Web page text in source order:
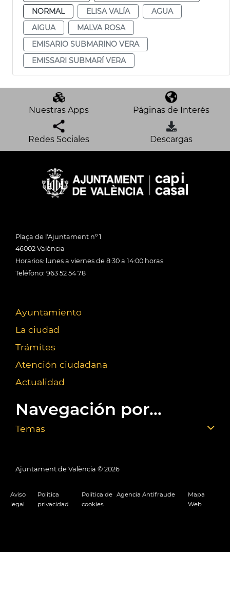
NORMAL
ELISA VALÍA
AGUA
AIGUA
MALVA ROSA
EMISARIO SUBMARINO VERA
EMISSARI SUBMARÍ VERA
Nuestras Apps Páginas de Interés
Redes Sociales Descargas
Plaça de l'Ajuntament nº 1
46002 València
Horarios: lunes a viernes de 8:30 a 14:00 horas
Teléfono: 963 52 54 78
Ayuntamiento
La ciudad
Trámites
Atención ciudadana
Actualidad
Navegación por...
Temas
Ajuntament de València © 2026
Aviso
legal
Política
privacidad
Política de
cookies
Agencia Antifraude
Mapa
Web